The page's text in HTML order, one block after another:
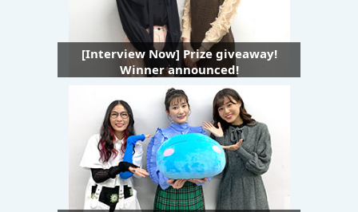
[Interview Now] Prize giveaway!
Winner announced!